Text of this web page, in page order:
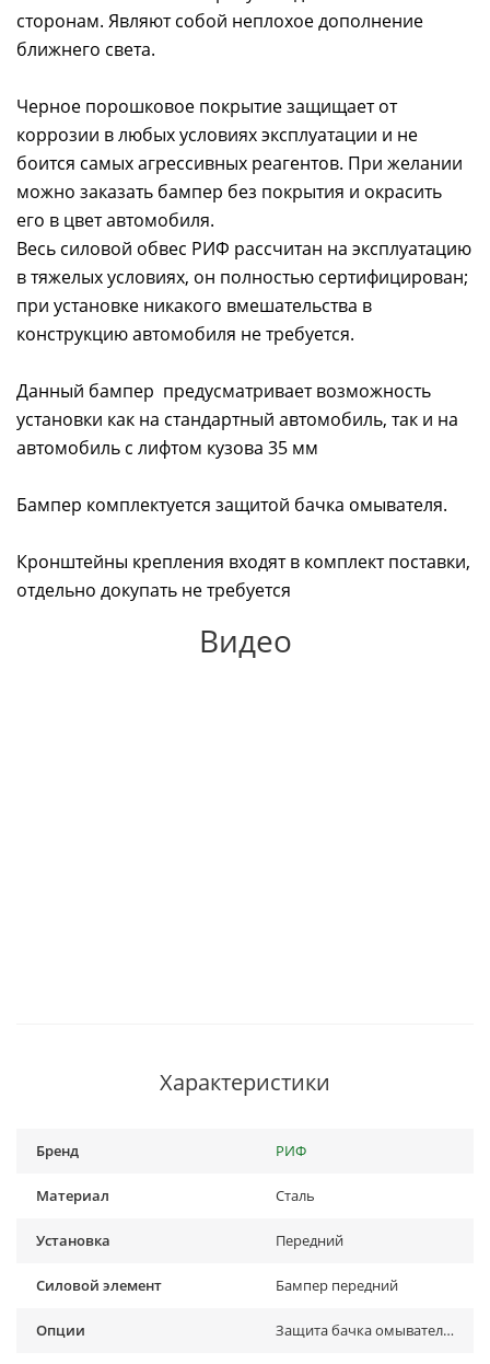
сторонам. Являют собой неплохое дополнение
ближнего света.
Черное порошковое покрытие защищает от
коррозии в любых условиях эксплуатации и не
боится самых агрессивных реагентов. При желании
можно заказать бампер без покрытия и окрасить
его в цвет автомобиля.
Весь силовой обвес РИФ рассчитан на эксплуатацию
в тяжелых условиях, он полностью сертифицирован;
при установке никакого вмешательства в
конструкцию автомобиля не требуется.
Данный бампер предусматривает возможность
установки как на стандартный автомобиль, так и на
автомобиль с лифтом кузова 35 мм
Бампер комплектуется защитой бачка омывателя.
Кронштейны крепления входят в комплект поставки,
отдельно докупать не требуется
Видео
Характеристики
Бренд РИФ
Материал Сталь
Установка Передний
Силовой элемент Бампер передний
Опции Защита бачка омывателя, Площадка под лебёдку, С доп. фарами, Кенгурин